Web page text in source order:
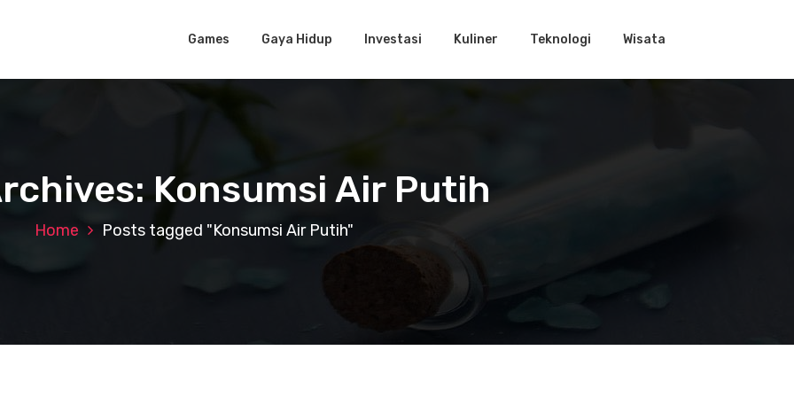
Games Gaya Hidup Investasi Kuliner Teknologi Wisata
Konsumsi Air Putih
Home Posts tagged "Konsumsi Air Putih"